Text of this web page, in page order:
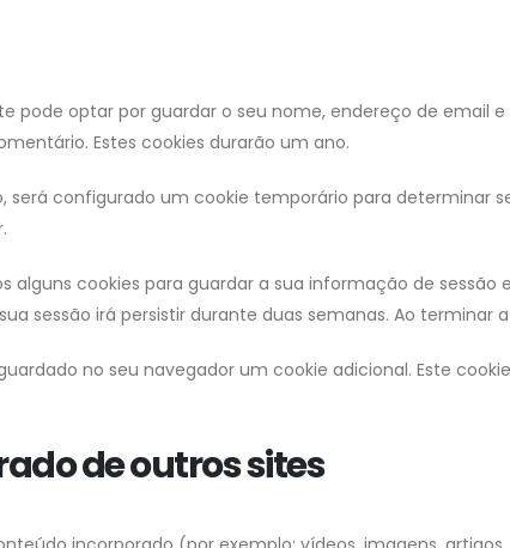
pode optar por guardar o seu nome, endereço de
Estes cookies durarão um ano.
será configurado um cookie temporário para determinar
alguns cookies para guardar a sua informação de
sessão irá persistir durante duas semanas. Ao terminar
no seu navegador um cookie adicional. Este
de outros sites